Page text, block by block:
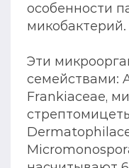
особенности
микобактерий.
Эти
семействами:
Frankiaceae,